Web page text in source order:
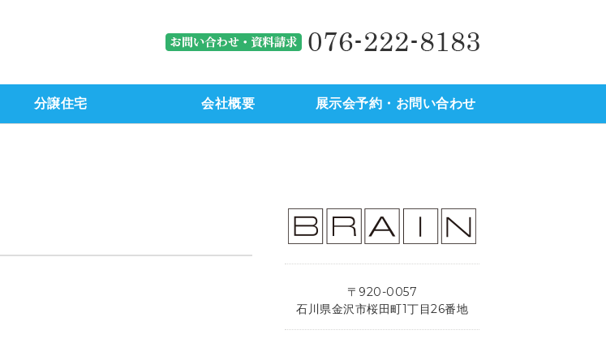
分譲住宅 会社概要 展示会予約・お問い合わせ
〒920-0057
石川県金沢市桜田町1丁目26番地